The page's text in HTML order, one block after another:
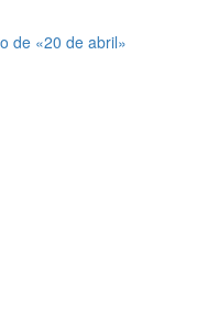
de «20 de abril»